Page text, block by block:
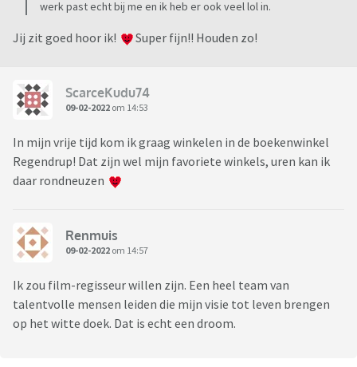
werk past echt bij me en ik heb er ook veel lol in.
Jij zit goed hoor ik! Super fijn!! Houden zo!
ScarceKudu74
09-02-2022 om 14:53
In mijn vrije tijd kom ik graag winkelen in de boekenwinkel
Regendrup! Dat zijn wel mijn favoriete winkels, uren kan ik
daar rondneuzen
Renmuis
09-02-2022 om 14:57
Ik zou film-regisseur willen zijn. Een heel team van
talentvolle mensen leiden die mijn visie tot leven brengen
op het witte doek. Dat is echt een droom.